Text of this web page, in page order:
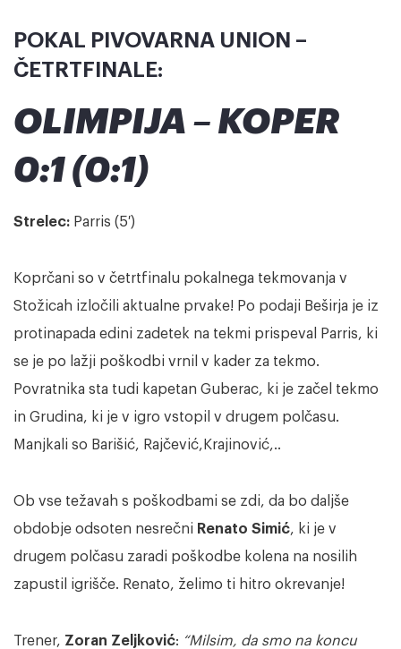
POKAL PIVOVARNA UNION –
ČETRTFINALE:
OLIMPIJA – KOPER
0:1 (0:1)
Strelec: Parris (5′)
Koprčani so v četrtfinalu pokalnega tekmovanja v
Stožicah izločili aktualne prvake! Po podaji Beširja je iz
protinapada edini zadetek na tekmi prispeval Parris, ki
se je po lažji poškodbi vrnil v kader za tekmo.
Povratnika sta tudi kapetan Guberac, ki je začel tekmo
in Grudina, ki je v igro vstopil v drugem polčasu.
Manjkali so Barišić, Rajčević,Krajinović,..
Ob vse težavah s poškodbami se zdi, da bo daljše
obdobje odsoten nesrečni Renato Simić, ki je v
drugem polčasu zaradi poškodbe kolena na nosilih
zapustil igrišče. Renato, želimo ti hitro okrevanje!
Trener, Zoran Zeljković: “Milsim, da smo na koncu